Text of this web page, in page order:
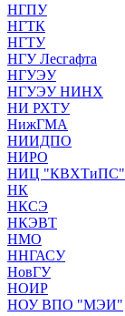
НГПУ
НГТК
НГТУ
НГУ Лесгафта
НГУЭУ
НГУЭУ НИНХ
НИ РХТУ
НижГМА
НИИДПО
НИРО
НИЦ "КВХТиПС"
НК
НКСЭ
НКЭВТ
НМО
ННГАСУ
НовГУ
НОИР
НОУ ВПО "МЭИ"